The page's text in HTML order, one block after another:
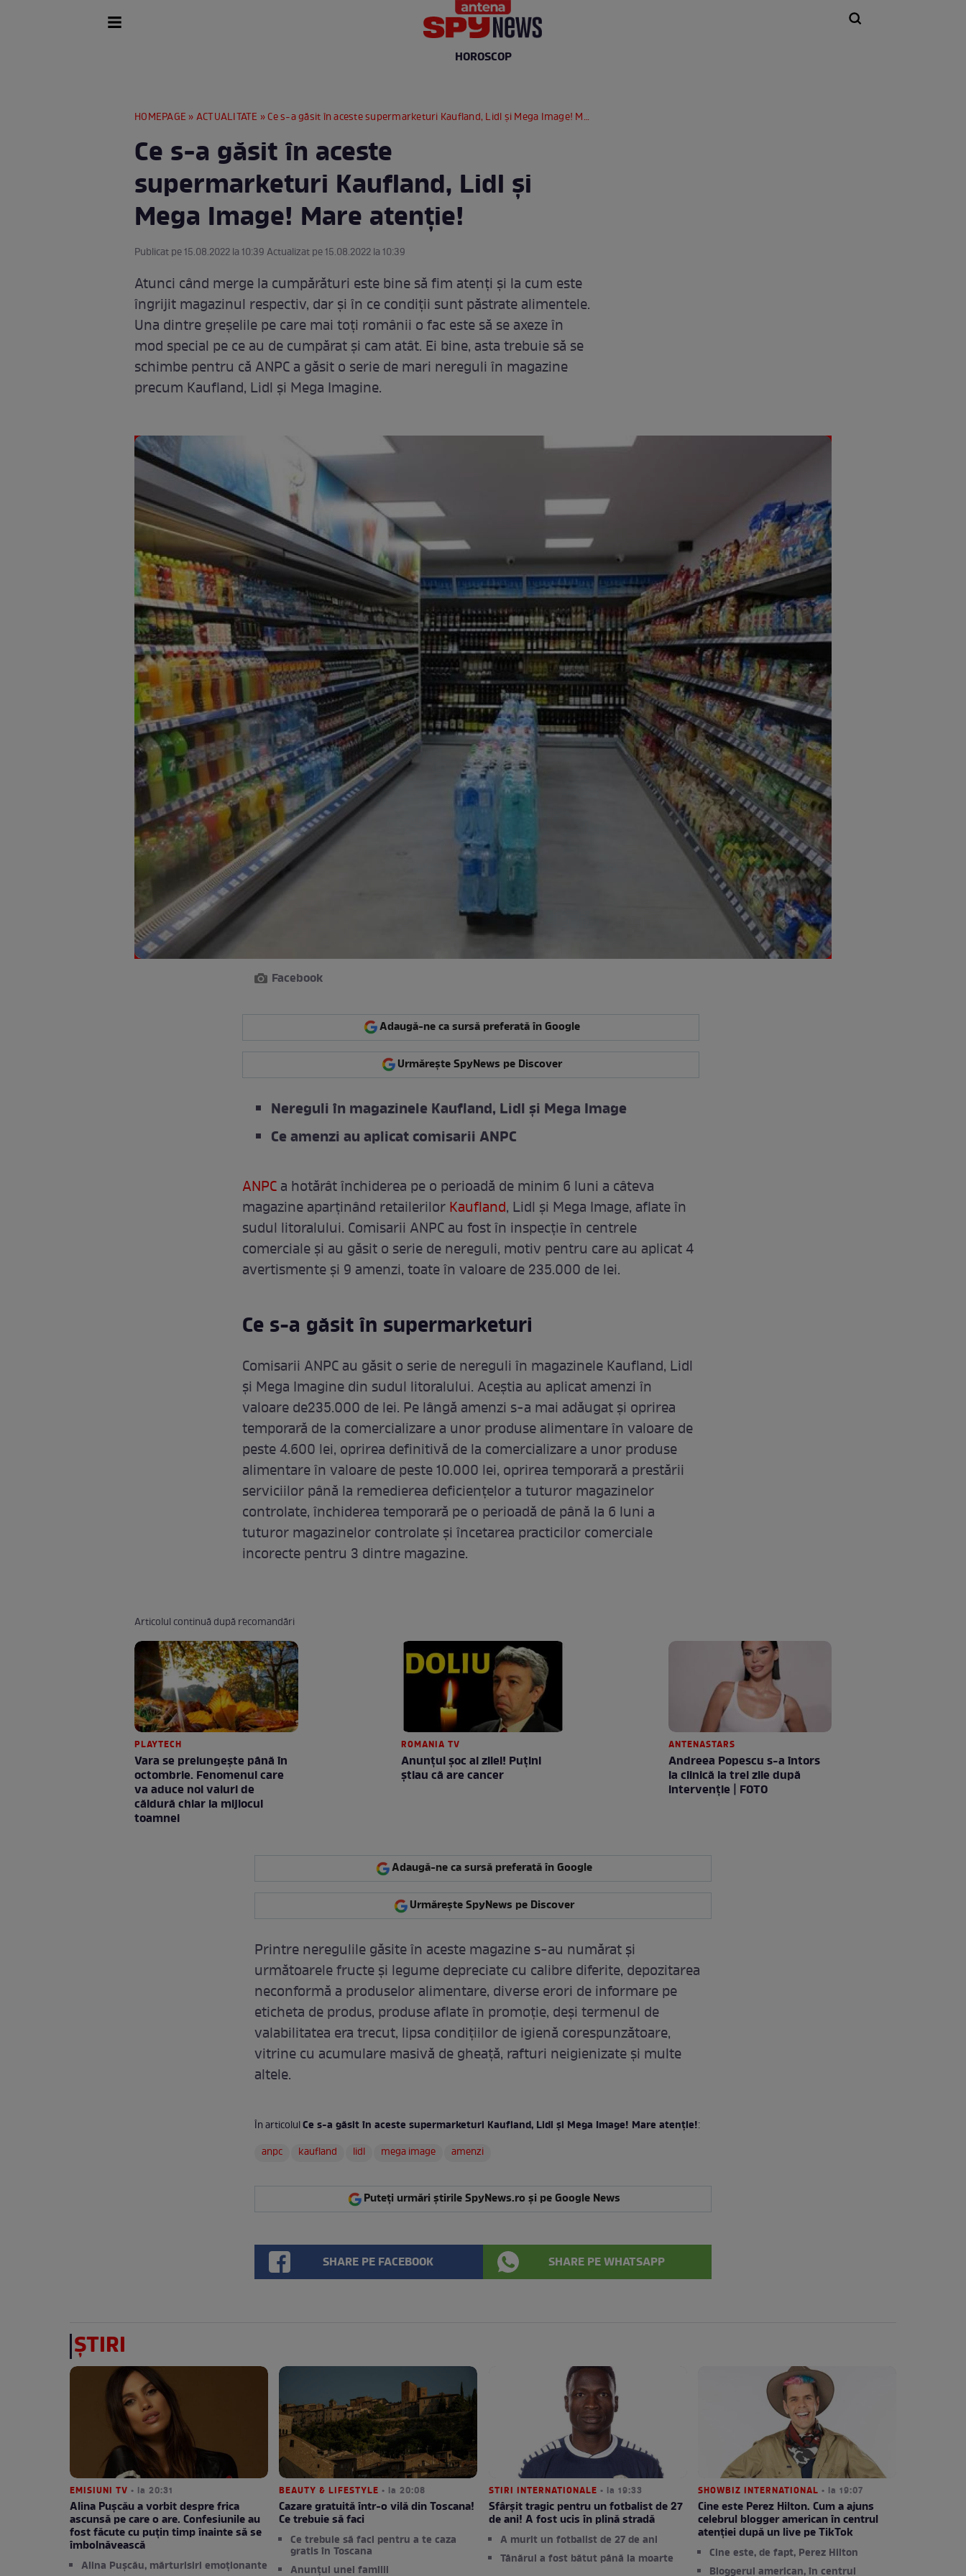
HOROSCOP
HOMEPAGE »ACTUALITATE » Ce s-a găsit în aceste supermarketuri Kaufland, Lidl și Mega Image! Mare atenție!
Ce s-a găsit în aceste
supermarketuri Kaufland, Lidl și
Mega Image! Mare atenție!
Publicat pe 15.08.2022 la 10:39 Actualizat pe 15.08.2022 la 10:39
Atunci când merge la cumpărături este bine să fim atenți și la cum este
îngrijit magazinul respectiv, dar și în ce condiții sunt păstrate alimentele.
Una dintre greșelile pe care mai toți românii o fac este să se axeze în
mod special pe ce au de cumpărat și cam atât. Ei bine, asta trebuie să se
schimbe pentru că ANPC a găsit o serie de mari nereguli în magazine
precum Kaufland, Lidl și Mega Imagine.
Facebook
Adaugă-ne ca sursă preferată în Google
Urmărește SpyNews pe Discover
Nereguli în magazinele Kaufland, Lidl și Mega Image
Ce amenzi au aplicat comisarii ANPC
ANPCa hotărât închiderea pe o perioadă de minim 6 luni a câteva
magazine aparținând retailerilorKaufland, Lidl și Mega Image, aflate în
sudul litoralului. Comisarii ANPC au fost în inspecție în centrele
comerciale și au găsit o serie de nereguli, motiv pentru care au aplicat 4
avertismente și 9 amenzi, toate în valoare de 235.000 de lei.
Ce s-a găsit în supermarketuri
Comisarii ANPC au găsit o serie de nereguli în magazinele Kaufland, Lidl
și Mega Imagine din sudul litoralului. Aceștia au aplicat amenzi în
valoare de235.000 de lei. Pe lângă amenzi s-a mai adăugat și oprirea
temporară de la comercializare a unor produse alimentare în valoare de
peste 4.600 lei, oprirea definitivă de la comercializare a unor produse
alimentare în valoare de peste 10.000 lei, oprirea temporară a prestării
serviciilor până la remedierea deficienţelor a tuturor magazinelor
controlate, închiderea temporară pe o perioadă de până la 6 luni a
tuturor magazinelor controlate şi încetarea practicilor comerciale
incorecte pentru 3 dintre magazine.
Articolul continuă după recomandări
PLAYTECH
Vara se prelungeşte până în
octombrie. Fenomenul care
va aduce noi valuri de
căldură chiar la mijlocul
toamnei
ROMANIA TV
Anunţul şoc al zilei! Puţini
ştiau că are cancer
ANTENASTARS
Andreea Popescu s-a întors
la clinică la trei zile după
intervenție | FOTO
Adaugă-ne ca sursă preferată în Google
Urmărește SpyNews pe Discover
Printre neregulile găsite în aceste magazine s-au numărat și
următoarele fructe și legume depreciate cu calibre diferite, depozitarea
neconformă a produselor alimentare, diverse erori de informare pe
eticheta de produs, produse aflate în promoție, deși termenul de
valabilitatea era trecut, lipsa condițiilor de igienă corespunzătoare,
vitrine cu acumulare masivă de gheață, rafturi neigienizate și multe
altele.
În articolulCe s-a găsit în aceste supermarketuri Kaufland, Lidl și Mega Image! Mare atenție!:
anpc
kaufland lidl mega image amenzi
Puteți urmări știrile SpyNews.ro și pe Google News
SHARE PE FACEBOOK SHARE PE WHATSAPP
ȘTIRI
EMISIUNI TV • la 20:31
Alina Pușcău a vorbit despre frica
ascunsă pe care o are. Confesiunile au
fost făcute cu puțin timp înainte să se
îmbolnăvească
Alina Pușcău, mărturisiri emoționante
BEAUTY & LIFESTYLE • la 20:08
Cazare gratuită într-o vilă din Toscana!
Ce trebuie să faci
Ce trebuie să faci pentru a te caza
gratis în Toscana
Anunțul unei familii
STIRI INTERNATIONALE • la 19:33
Sfârșit tragic pentru un fotbalist de 27
de ani! A fost ucis în plină stradă
A murit un fotbalist de 27 de ani
Tânărul a fost bătut până la moarte
SHOWBIZ INTERNATIONAL • la 19:07
Cine este Perez Hilton. Cum a ajuns
celebrul blogger american în centrul
atenției după un live pe TikTok
Cine este, de fapt, Perez Hilton
Bloggerul american, în centrul